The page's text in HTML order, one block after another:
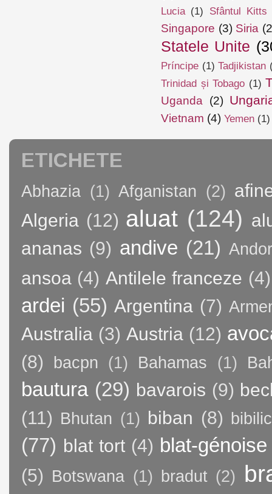
Lucia (1) Sfântul
Singapore (3) Siria
Statele Unite
Príncipe (1) Tadjikistan
Trinidad și Tobago (1)
Uganda (2)
Vietnam (4) Yemen (1)
ETICHETE
Abhazia (1) Afganistan (2)
Algeria (12) aluat (124)
ananas (9) andive (21)
ansoa (4) Antilele franceze (4)
ardei (55) Argentina (7)
Australia (3) Austria (12)
(8) bacpn (1) Bahamas (1)
bautura (29) bavarois (9)
(11) Bhutan (1) biban (8)
(77) blat tort (4) blat-génoise
(5) Botswana (1) bradut (2)